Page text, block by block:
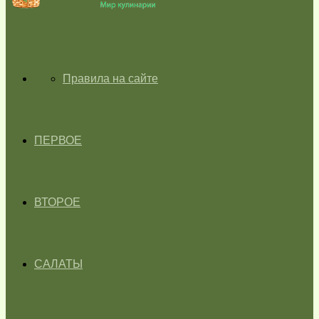
ГЛАВНАЯПравила на сайте
ПЕРВОЕ
ВТОРОЕ
САЛАТЫ